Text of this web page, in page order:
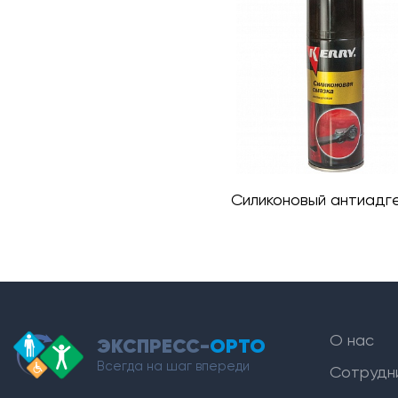
Силиконовый
ЭКСПРЕСС-ОРТО
Всегда на шаг впереди
О нас